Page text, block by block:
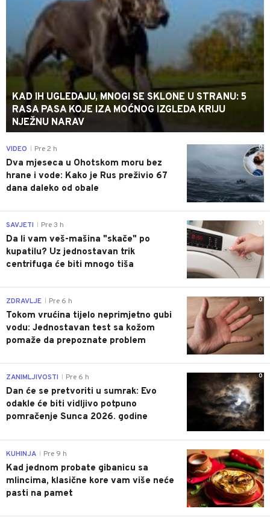
KAD IH UGLEDAJU, MNOGI SE SKLONE U STRANU: 5
RASA PASA KOJE IZA MOĆNOG IZGLEDA KRIJU
NJEŽNU NARAV
0
VIDEO Pre 2 h
Dva mjeseca u Ohotskom moru bez
hrane i vode: Kako je Rus preživio 67
dana daleko od obale
0
SAVJETI Pre 3 h
Da li vam veš-mašina "skače" po
kupatilu? Uz jednostavan trik
centrifuga će biti mnogo tiša
0
ZDRAVLJE Pre 6 h
Tokom vrućina tijelo neprimjetno gubi
vodu: Jednostavan test sa kožom
pomaže da prepoznate problem
0
ZANIMLJIVOSTI Pre 6 h
Dan će se pretvoriti u sumrak: Evo
odakle će biti vidljivo potpuno
pomračenje Sunca 2026. godine
0
KUHINJA Pre 9 h
Kad jednom probate gibanicu sa
mlincima, klasične kore vam više neće
pasti na pamet